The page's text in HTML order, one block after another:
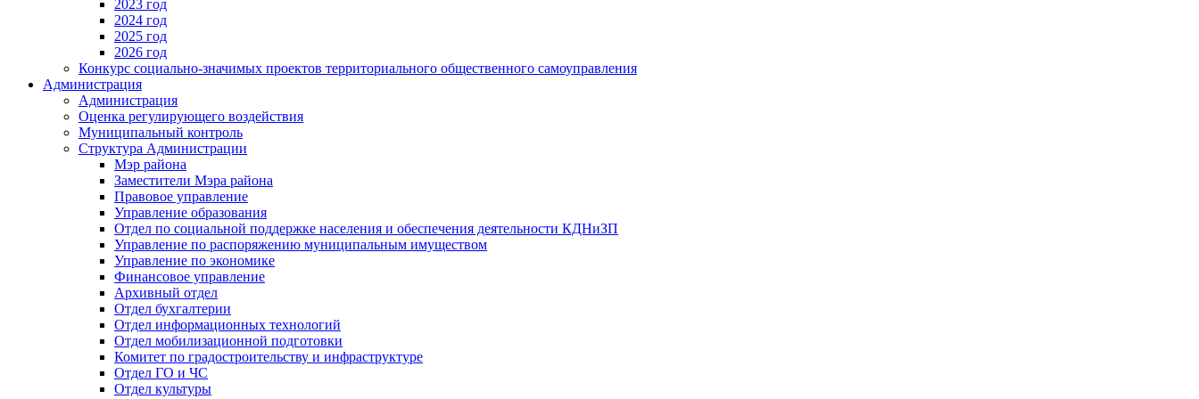
2023 год
2024 год
2025 год
2026 год
Конкурс социально-значимых проектов территориального общественного самоуправления
Администрация
Администрация
Оценка регулирующего воздействия
Муниципальный контроль
Структура Администрации
Мэр района
Заместители Мэра района
Правовое управление
Управление образования
Отдел по социальной поддержке населения и обеспечения деятельности КДНиЗП
Управление по распоряжению муниципальным имуществом
Управление по экономике
Финансовое управление
Архивный отдел
Отдел бухгалтерии
Отдел информационных технологий
Отдел мобилизационной подготовки
Комитет по градостроительству и инфраструктуре
Отдел ГО и ЧС
Отдел культуры